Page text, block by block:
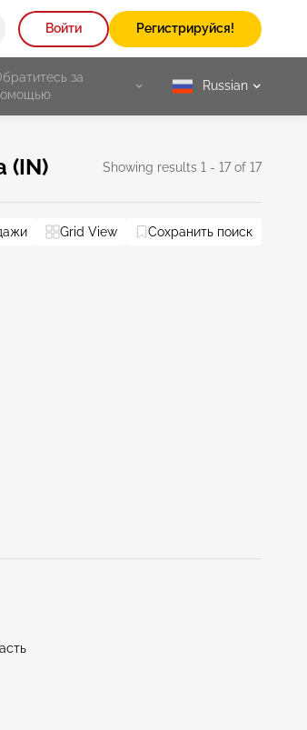
Войти Регистрируйся!
за
selected
Russian
(IN) Showing results 1 - 17 of 17
Grid View Сохранить поиск